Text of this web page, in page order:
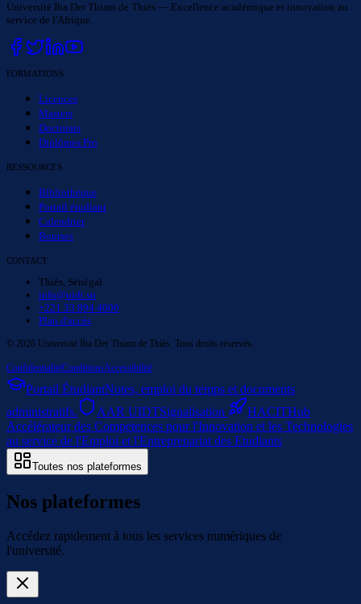
Université Iba Der Thiam de Thiès — Excellence académique et innovation au
service de l'Afrique.
FORMATIONS
Licences
Masters
Doctorats
Diplômes Pro
RESSOURCES
Bibliothèque
Portail étudiant
Calendrier
Bourses
CONTACT
Thiès, Sénégal
info@uidt.sn
+221 33 894 4000
Plan d'accès
© 2026 Université Iba Der Thiam de Thiès. Tous droits réservés.
ConfidentialitéConditionsAccessibilité
Portail ÉtudiantNotes, emploi du temps et documents
administratifs.
AAR UIDTSignalisation HACITHub
Accélérateur des Competences pour l'Innovation et les Technologies
au service de l'Emploi et l'Entreprenariat des Etudiants
Toutes nos plateformes
Nos plateformes
Accédez rapidement à tous les services numériques de
l'université.